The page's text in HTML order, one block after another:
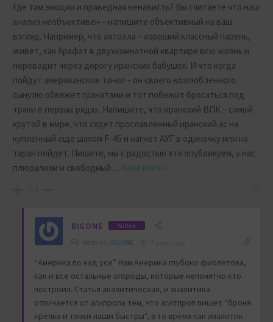
Где там эмоции и праведная ненависть? Вы считаете что наш
анализ необъективен – напишите объективный на ваш
взгляд. Например, что аятолла – хороший классный парень,
живет, как Арафат в двухкомнатной квартире всю жизнь и
переводит через дорогу иранских бабушек. И что когда
пойдут американские танки – он своего возлюбленного
сынулю обвяжет гранатами и тот побежит бросаться под
траки в первых рядах. Напишите, что иранский ВПК – самый
крутой в мире, что сядет прославленный иранский ас на
купленный еще шахом F-4G и нагнет АУГ в одиночку или на
таран пойдет. Пишите, мы с радостью это опубликуем, у нас
плюрализм и свободный… Read more »
-13
BIGONE Author
BIGONE
“Америка по над усе” Нам Америка глубоко фиолетова,
как и все остальные огороды, которые непонятно кто
построил. Статья аналитическая, и аналитика
отличается от агипропа тем, что агитпроп пишет “броня
крепка и танки наши быстры”, в то время как аналитик